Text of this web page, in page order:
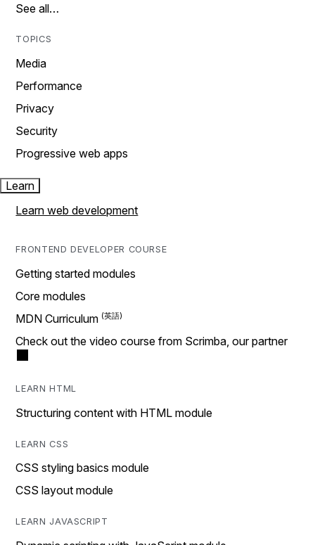
See all…
TOPICS
Media
Performance
Privacy
Security
Progressive web apps
Learn
Learn web development
FRONTEND DEVELOPER COURSE
Getting started modules
Core modules
MDN Curriculum
Check out the video course from Scrimba, our partner
LEARN HTML
Structuring content with HTML module
LEARN CSS
CSS styling basics module
CSS layout module
LEARN JAVASCRIPT